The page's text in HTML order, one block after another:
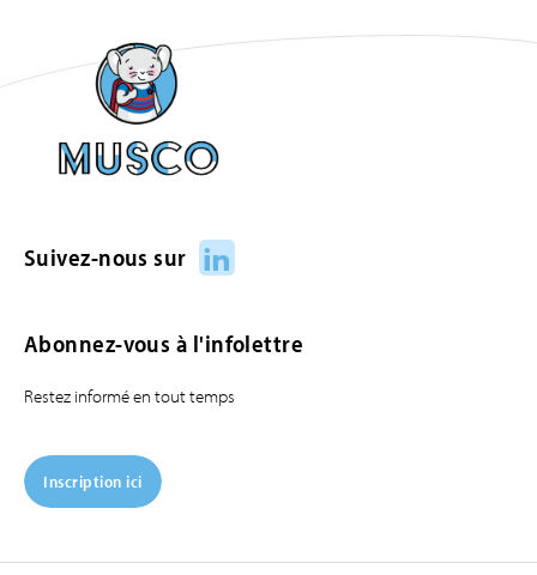
Suivez-nous sur LinkedIn
Abonnez-vous à l'infolettre
Restez informé en tout temps
Inscription ici